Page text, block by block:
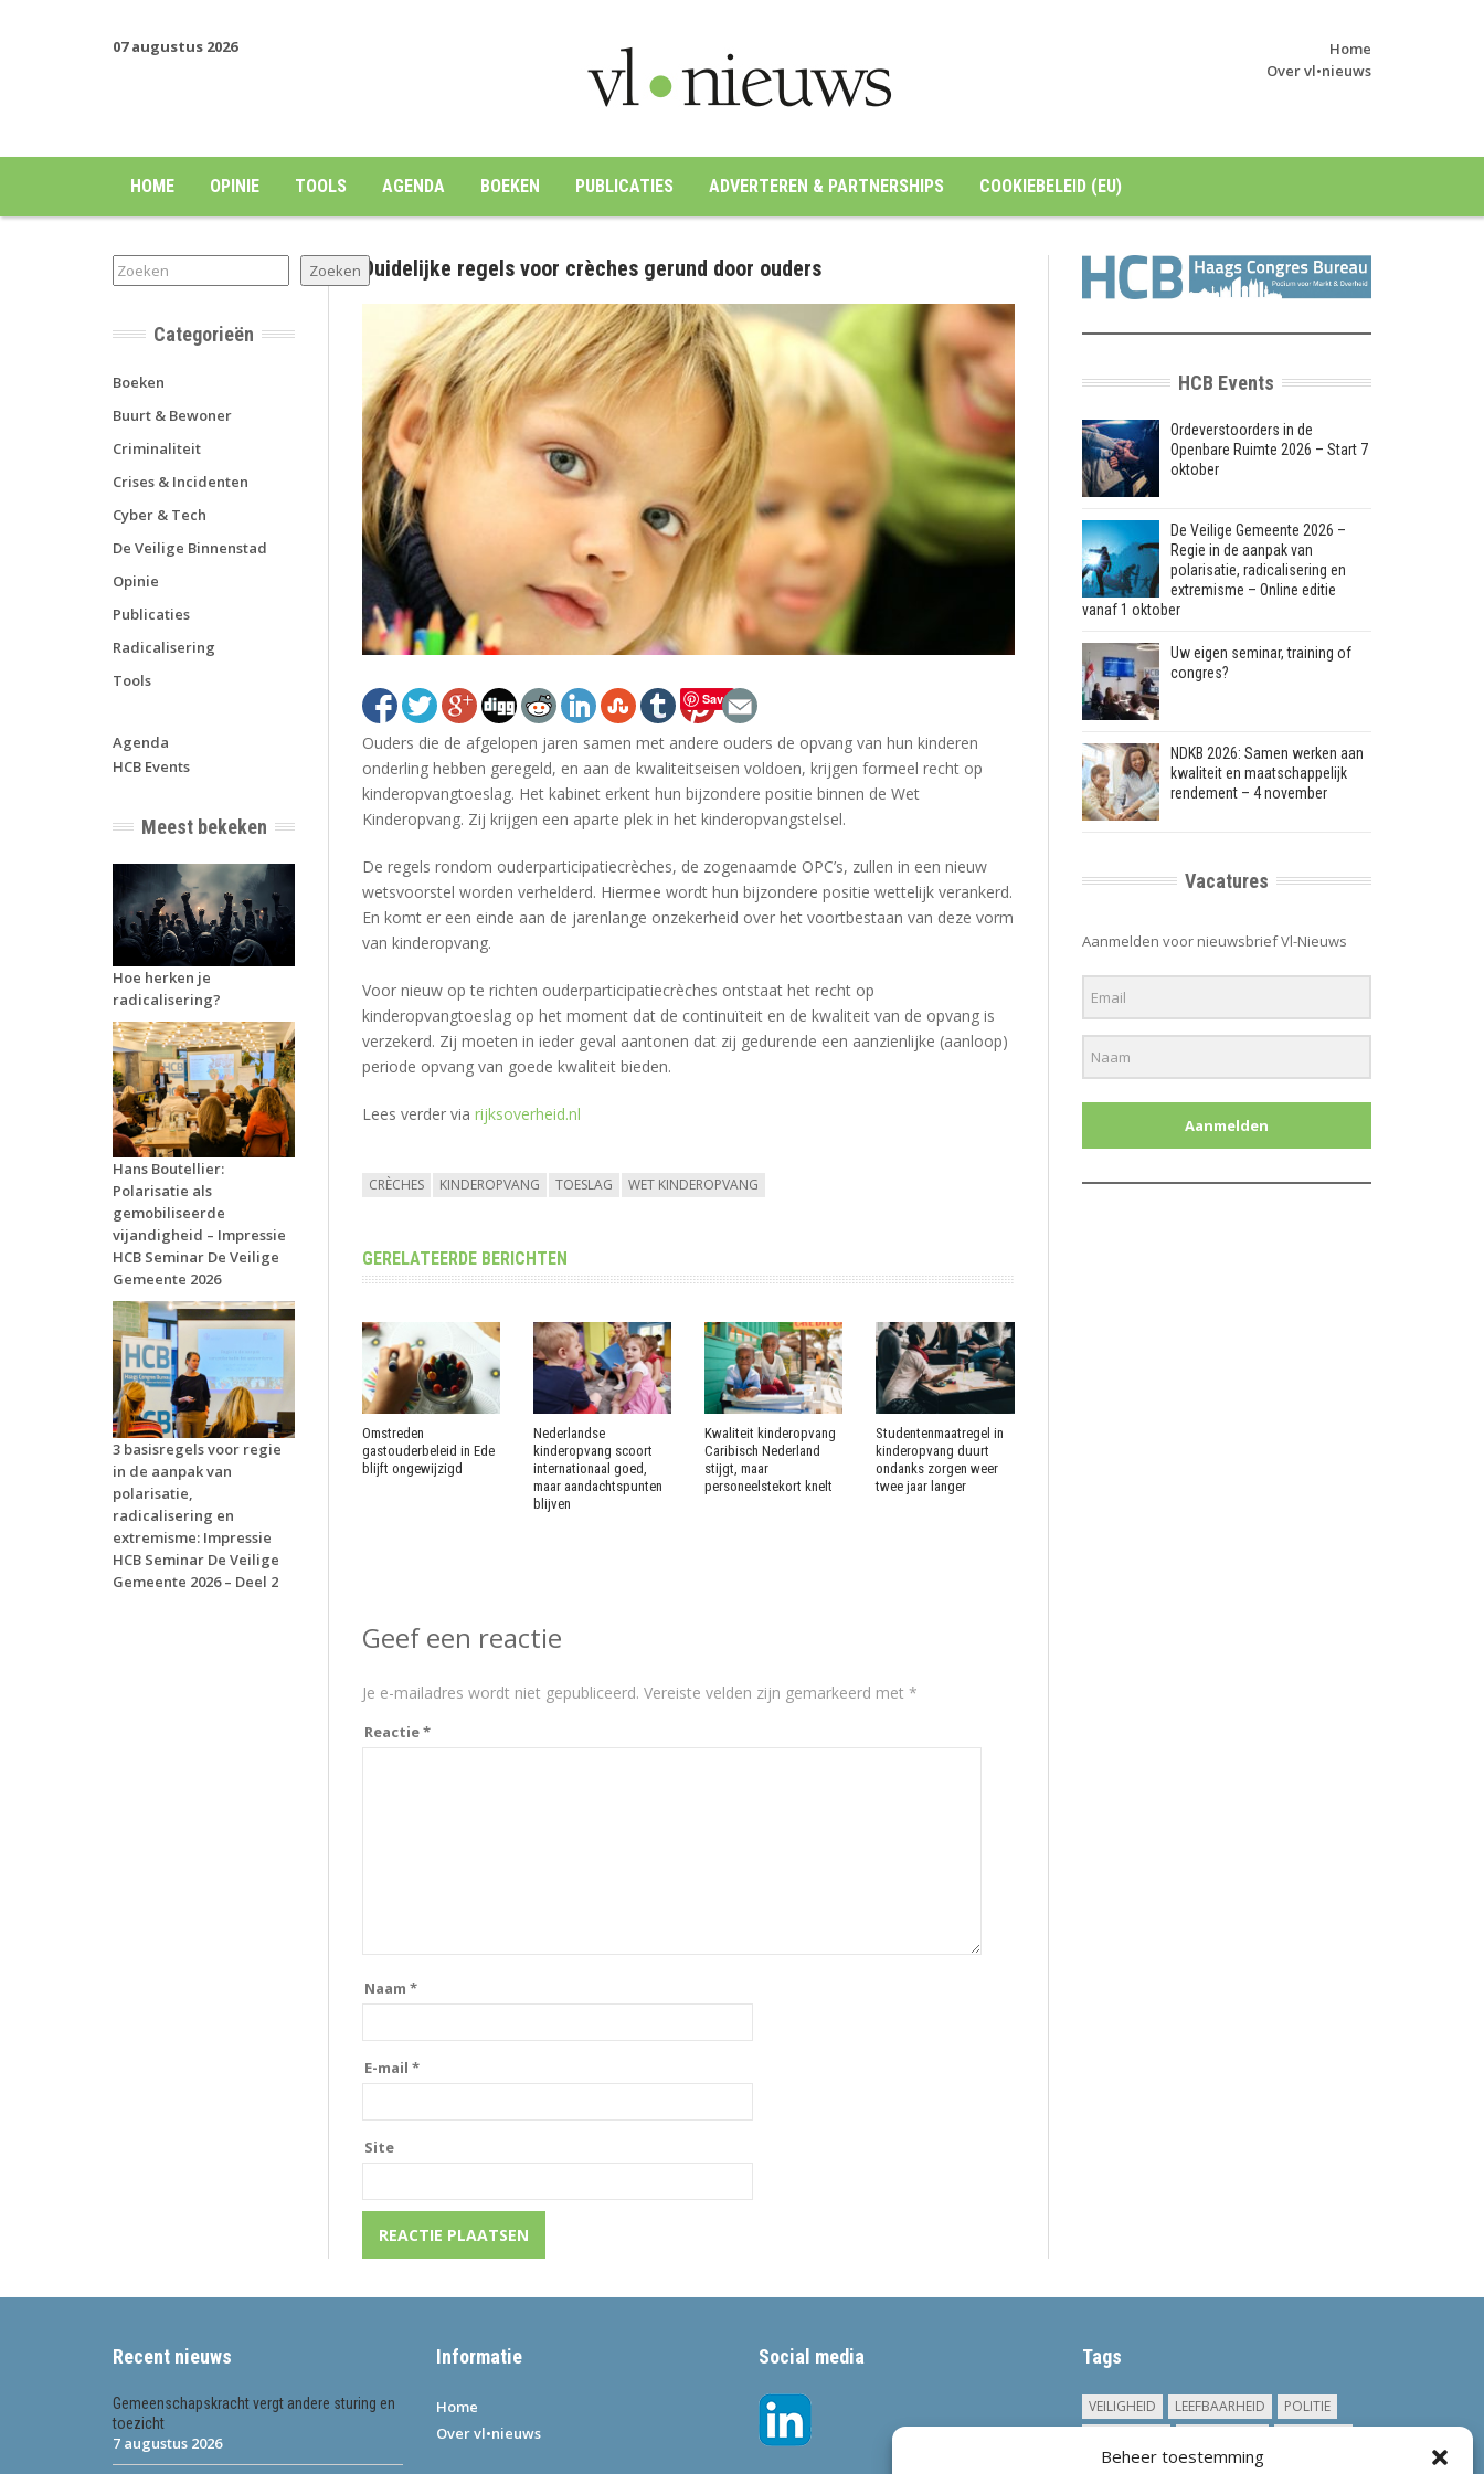
Beheer toestemming
07 augustus 2026
Home
Over vl•nieuws
HOME OPINIE TOOLS AGENDA BOEKEN PUBLICATIES ADVERTEREN & PARTNERSHIPS COOKIEBELEID (EU)
Duidelijke regels voor crèches gerund door ouders
Save
Ouders die de afgelopen jaren samen met andere ouders de opvang van hun kinderen
onderling hebben geregeld, en aan de kwaliteitseisen voldoen, krijgen formeel recht op
kinderopvangtoeslag. Het kabinet erkent hun bijzondere positie binnen de Wet
Kinderopvang. Zij krijgen een aparte plek in het kinderopvangstelsel.
De regels rondom ouderparticipatiecrèches, de zogenaamde OPC’s, zullen in een nieuw
wetsvoorstel worden verhelderd. Hiermee wordt hun bijzondere positie wettelijk verankerd.
En komt er een einde aan de jarenlange onzekerheid over het voortbestaan van deze vorm
van kinderopvang.
Voor nieuw op te richten ouderparticipatiecrèches ontstaat het recht op
kinderopvangtoeslag op het moment dat de continuïteit en de kwaliteit van de opvang is
verzekerd. Zij moeten in ieder geval aantonen dat zij gedurende een aanzienlijke (aanloop)
periode opvang van goede kwaliteit bieden.
Lees verder via rijksoverheid.nl
CRÈCHES KINDEROPVANG TOESLAG WET KINDEROPVANG
GERELATEERDE BERICHTEN
Omstreden
gastouderbeleid in Ede
blijft ongewijzigd
Nederlandse
kinderopvang scoort
internationaal goed,
maar aandachtspunten
blijven
Kwaliteit kinderopvang
Caribisch Nederland
stijgt, maar
personeelstekort knelt
Studentenmaatregel in
kinderopvang duurt
ondanks zorgen weer
twee jaar langer
Geef een reactie
Je e-mailadres wordt niet gepubliceerd. Vereiste velden zijn gemarkeerd met *
Reactie*
Naam *
E-mail *
Site
Zoeken Zoeken
Categorieën
Boeken
Buurt & Bewoner
Criminaliteit
Crises & Incidenten
Cyber & Tech
De Veilige Binnenstad
Opinie
Publicaties
Radicalisering
Tools
Agenda
HCB Events
Meest bekeken
Hoe herken je
radicalisering?
Hans Boutellier:
Polarisatie als
gemobiliseerde
vijandigheid – Impressie
HCB Seminar De Veilige
Gemeente 2026
3 basisregels voor regie
in de aanpak van
polarisatie,
radicalisering en
extremisme: Impressie
HCB Seminar De Veilige
Gemeente 2026 – Deel 2
HCB Events
Ordeverstoorders in de
Openbare Ruimte 2026 – Start 7
oktober
De Veilige Gemeente 2026 –
Regie in de aanpak van
polarisatie, radicalisering en
extremisme – Online editie
vanaf 1 oktober
Uw eigen seminar, training of
congres?
NDKB 2026: Samen werken aan
kwaliteit en maatschappelijk
rendement – 4 november
Vacatures
Aanmelden voor nieuwsbrief Vl-Nieuws
Aanmelden
Recent nieuws
Gemeenschapskracht vergt andere sturing en
toezicht
7 augustus 2026
Informatie
Home
Over vl•nieuws
Social media Tags
VEILIGHEID LEEFBAARHEID
POLITIE
TOEZICHT
KINDEROPVANG